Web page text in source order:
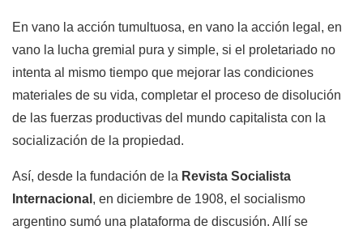
En vano la acción tumultuosa, en vano la acción legal, en
vano la lucha gremial pura y simple, si el proletariado no
intenta al mismo tiempo que mejorar las condiciones
materiales de su vida, completar el proceso de disolución
de las fuerzas productivas del mundo capitalista con la
socialización de la propiedad.
Así, desde la fundación de la Revista Socialista
Internacional , en diciembre de 1908, el socialismo
argentino sumó una plataforma de discusión. Allí se